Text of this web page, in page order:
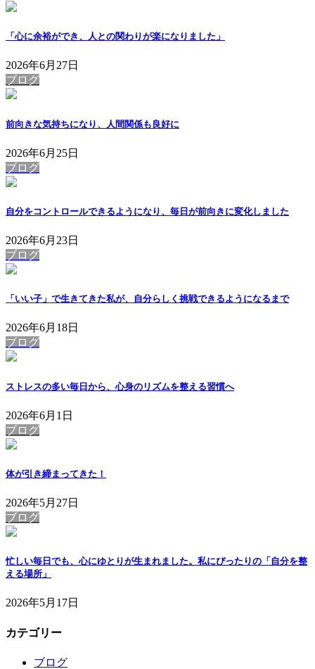
「心に余裕ができ、人との関わりが楽になりました」
2026年6月27日
ブログ
前向きな気持ちになり、人間関係も良好に
2026年6月25日
ブログ
自分をコントロールできるようになり、毎日が前向きに変化しました
2026年6月23日
ブログ
「いい子」で生きてきた私が、自分らしく挑戦できるようになるまで
2026年6月18日
ブログ
ストレスの多い毎日から、心身のリズムを整える習慣へ
2026年6月1日
ブログ
体が引き締まってきた！
2026年5月27日
ブログ
忙しい毎日でも、心にゆとりが生まれました。私にぴったりの「自分を整
える場所」
2026年5月17日
カテゴリー
ブログ